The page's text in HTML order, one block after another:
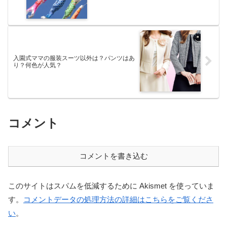
入園式ママの服装スーツ以外は？パンツはあ
り？何色が人気？
コメント
コメントを書き込む
このサイトはスパムを低減するために Akismet を使っていま
す。
コメントデータの処理方法の詳細はこちらをご覧くださ
い。